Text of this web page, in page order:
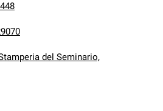
del Seminario,